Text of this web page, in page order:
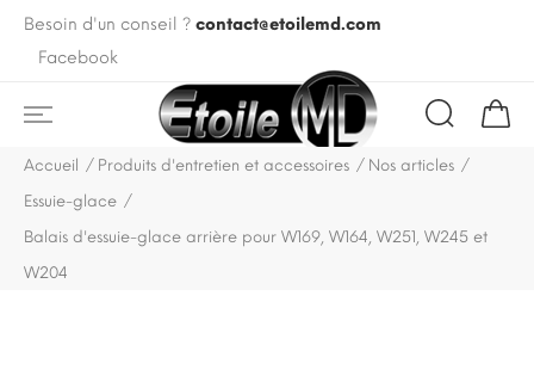
Besoin d'un conseil ? contact@etoilemd.com
Facebook
Accueil Produits d'entretien et accessoires
Nos articles
Essuie-glace
Balais d'essuie-glace arrière pour W169, W164, W251, W245 et
W204